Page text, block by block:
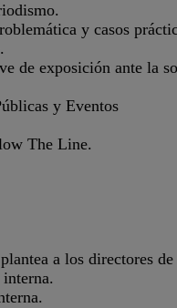
y casos
de exposición ante la
y Eventos
The Line.
a los directores